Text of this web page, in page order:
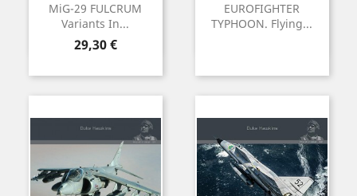
MiG-29 FULCRUM
Variants In...
Precio
29,30 €
EUROFIGHTER
TYPHOON. Flying...